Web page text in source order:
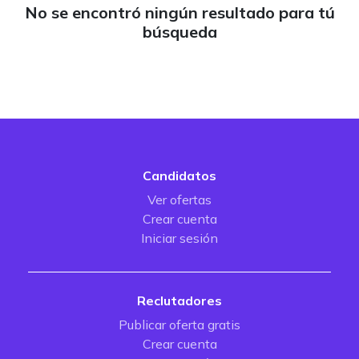
No se encontró ningún resultado para tú
búsqueda
Candidatos
Ver ofertas
Crear cuenta
Iniciar sesión
Reclutadores
Publicar oferta gratis
Crear cuenta